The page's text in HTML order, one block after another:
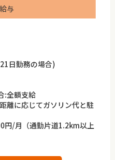
給与
日勤務の場合)
:全額支給
離に応じてガソリン代と駐
円/月（通勤片道1.2km以上